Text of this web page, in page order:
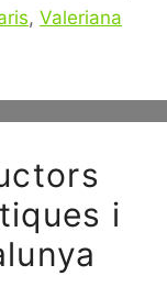
, Valeriana
i